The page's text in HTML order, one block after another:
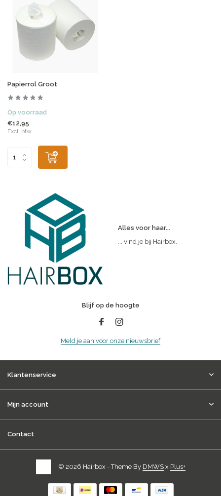
Papierrol Groot
Op voorraad
€12,95
Excl. btw
Alles voor haar...
... vind je bij Hairbox.
Blijf op de hoogte
Meld je aan voor onze nieuwsbrief
Klantenservice
Mijn account
Contact
© 2026 Hairbox - Theme By DMWSx Plus+